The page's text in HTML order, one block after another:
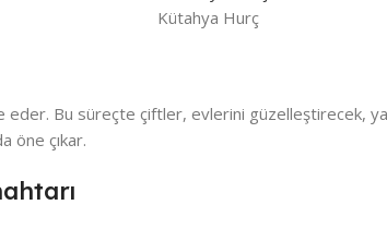
Kütahya Hurç
eder. Bu süreçte çiftler, evlerini güzelleştirecek,
öne çıkar.